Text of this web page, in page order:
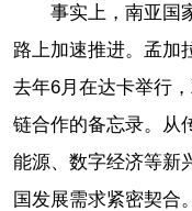
事实上，南亚国
路上加速推进。孟加
去年6月在达卡举行
链合作的备忘录。从
能源、数字经济等新
国发展需求紧密契合。